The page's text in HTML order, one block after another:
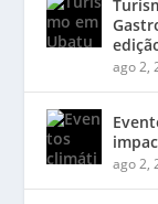
ago 2,
ago 2,